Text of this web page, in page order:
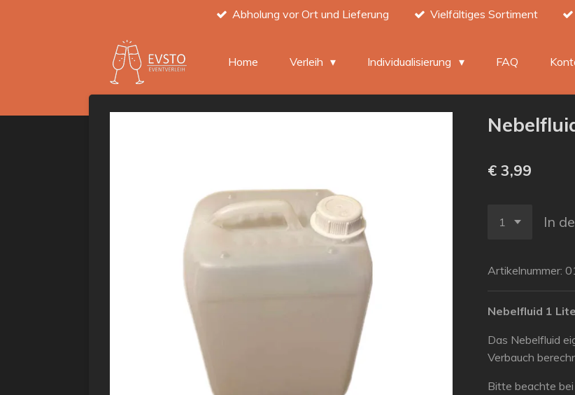
Abholung vor Ort und Lieferung Vielfältiges Sortiment
Home Verleih Individualisierung FAQ
€ 3,99
In
Artikelnummer:
Nebelfluid 1
Das Nebelfluid
Verbauch
Bitte beachte